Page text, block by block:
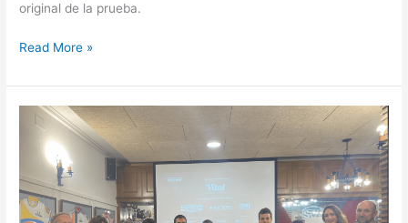
original de la prueba.
Read More »
Prueba
Ciclista
VITORIA,
celebra
el